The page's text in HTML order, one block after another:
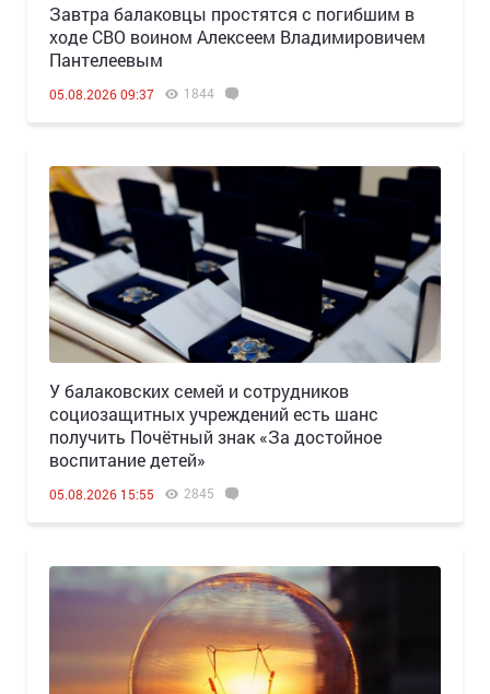
Завтра балаковцы простятся с погибшим в
ходе СВО воином Алексеем Владимировичем
Пантелеевым
05.08.2026 09:37 1844
У балаковских семей и сотрудников
социозащитных учреждений есть шанс
получить Почётный знак «За достойное
воспитание детей»
05.08.2026 15:55 2845